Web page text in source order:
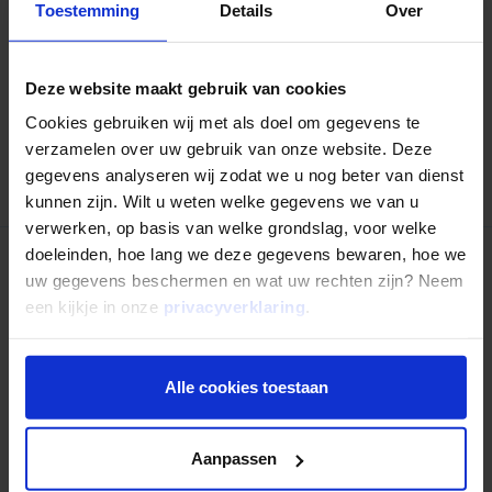
Toestemming Details Over
Deze website maakt gebruik van cookies
Cookies gebruiken wij met als doel om gegevens te
verzamelen over uw gebruik van onze website. Deze
gegevens analyseren wij zodat we u nog beter van dienst
kunnen zijn. Wilt u weten welke gegevens we van u
verwerken, op basis van welke grondslag, voor welke
doeleinden, hoe lang we deze gegevens bewaren, hoe we
uw gegevens beschermen en wat uw rechten zijn? Neem
een kijkje in onze privacyverklaring.
Alle cookies toestaan
Aanpassen
Deel dit artikel:
Deel op LinkedIn
Deel via Whatsapp
Deel via email
Terug naar overzicht
Nog niet uitgelezen?